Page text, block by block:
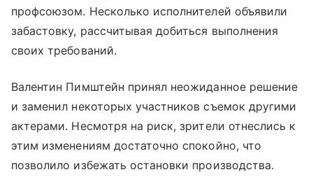
профсоюзом. Несколько исполнителей объявили
забастовку, рассчитывая добиться выполнения
своих требований.
Валентин Пимштейн принял неожиданное решение
и заменил некоторых участников съемок другими
актерами. Несмотря на риск, зрители отнеслись к
этим изменениям достаточно спокойно, что
позволило избежать остановки производства.